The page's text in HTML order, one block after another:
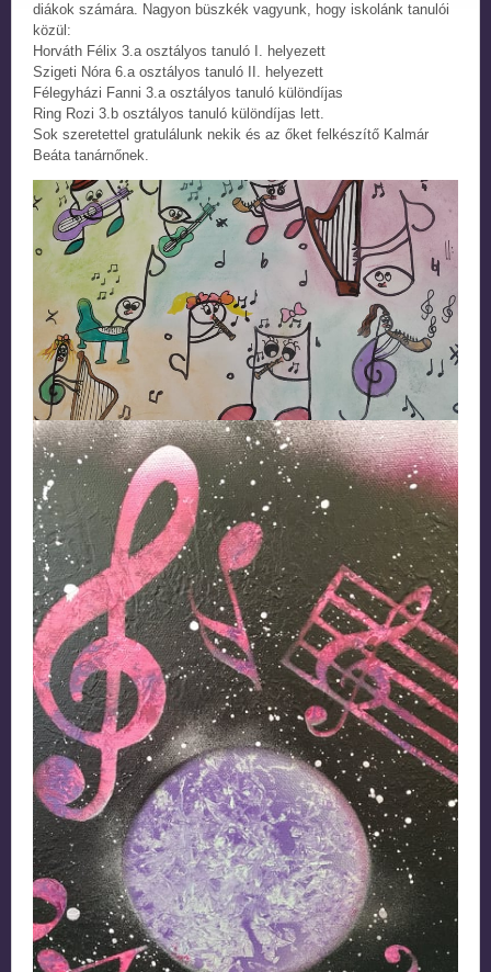
diákok számára. Nagyon büszkék vagyunk, hogy iskolánk tanulói
közül:
Horváth Félix 3.a osztályos tanuló I. helyezett
Szigeti Nóra 6.a osztályos tanuló II. helyezett
Félegyházi Fanni 3.a osztályos tanuló különdíjas
Ring Rozi 3.b osztályos tanuló különdíjas lett.
Sok szeretettel gratulálunk nekik és az őket felkészítő Kalmár
Beáta tanárnőnek.